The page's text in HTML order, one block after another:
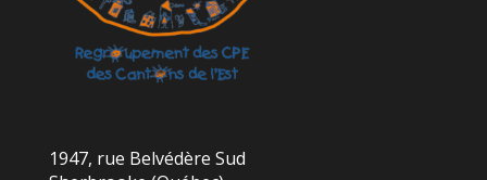
1947, rue Belvédère Sud